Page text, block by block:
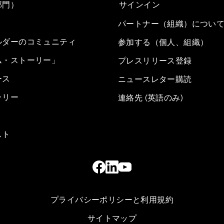
）
ーのコミュニティ
ストーリー」
リー
サインイン
パートナー（組織）につい
参加する（個人、組織）
プレスリリース登録
ニュースレター購読
連絡先 (英語のみ)
プライバシーポリシーと利用規約
サイトマップ